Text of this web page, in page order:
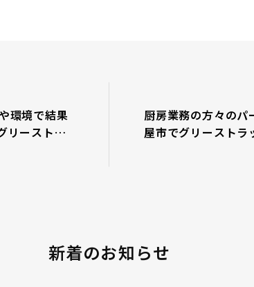
環境で結果
リーストラ
厨房業務の方々のパ
屋市でグリーストラ
新着のお知らせ